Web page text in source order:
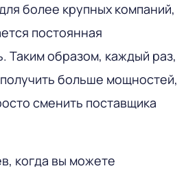
более крупных компаний,
постоянная
Таким образом, каждый раз,
больше мощностей,
сменить поставщика
когда вы можете